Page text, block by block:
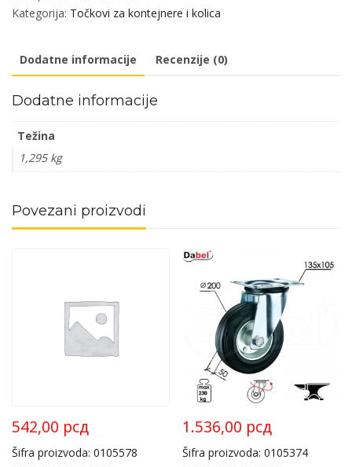
kočnicom
OPD
količina
Kategorija: Točkovi za kontejnere i kolica
Dodatne informacije Recenzije (0)
Dodatne informacije
Težina
1,295 kg
Povezani proizvodi
542,00 рсд
Šifra proizvoda: 0105578
1.536,00 рсд
Šifra proizvoda: 0105374